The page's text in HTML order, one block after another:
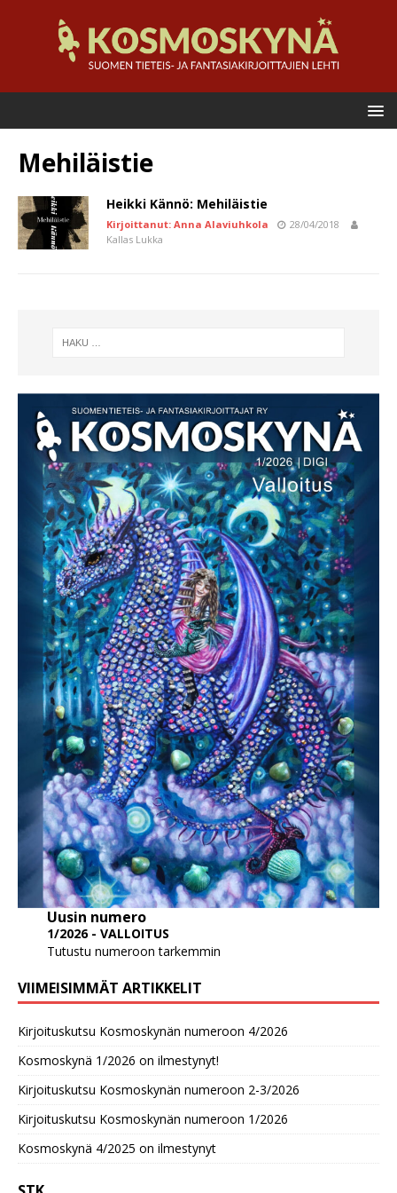
Mehiläistie
Heikki Kännö: Mehiläistie
Kirjoittanut: Anna Alaviuhkola
28/04/2018
Kallas Lukka
Uusin numero
1/2026 - VALLOITUS
Tutustu numeroon tarkemmin
VIIMEISIMMÄT ARTIKKELIT
Kirjoituskutsu Kosmoskynän numeroon 4/2026
Kosmoskynä 1/2026 on ilmestynyt!
Kirjoituskutsu Kosmoskynän numeroon 2-3/2026
Kirjoituskutsu Kosmoskynän numeroon 1/2026
Kosmoskynä 4/2025 on ilmestynyt